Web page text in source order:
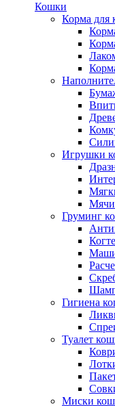
Кошки
Корма для
Игрушки
Груминг
Гигиена
Туалет
Миски